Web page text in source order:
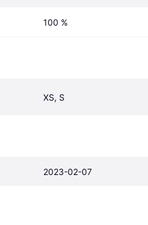
100 %
XS, S
2023-02-07